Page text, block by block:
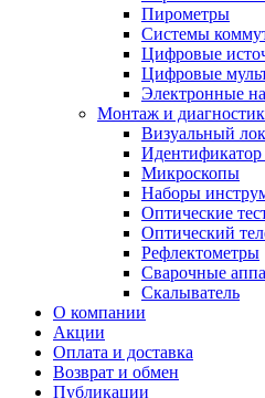
Пирометры
Системы
Цифровые
Цифровые
Электронные
Монтаж и
Визуальный
Идентификатор
Микроскопы
Наборы
Оптические
Оптический
Рефлектометры
Сварочные
Скалыватель
О компании
Акции
Оплата и доставка
Возврат и обмен
Публикации